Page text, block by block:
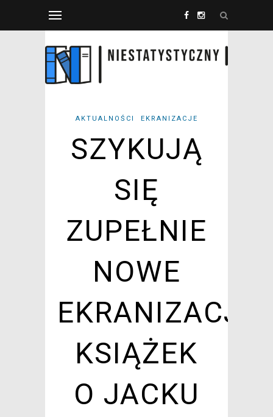
AKTUALNOŚCI EKRANIZACJE
SZYKUJĄ
SIĘ
ZUPEŁNIE
NOWE
EKRANIZACJE
KSIĄŻEK
O JACKU